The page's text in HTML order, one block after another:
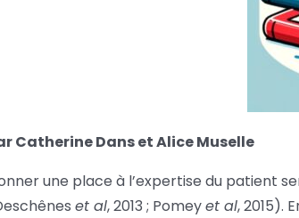
Catherine Dans et Alice Muselle
une place à l’expertise du patient
et al, 2013 ; Pomeyet al, 2015).